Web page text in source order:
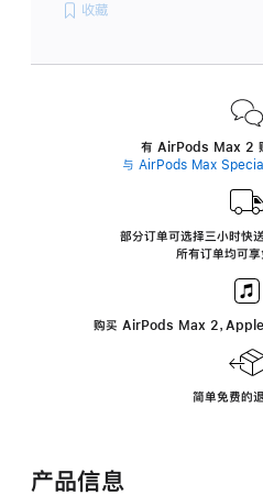
收藏
有 AirPods Max 2 购
与 AirPods Max
部分订单可选择三小时快送
所有订单均可享
购买 AirPods Max 2，Apple
简单免费的
产品信息